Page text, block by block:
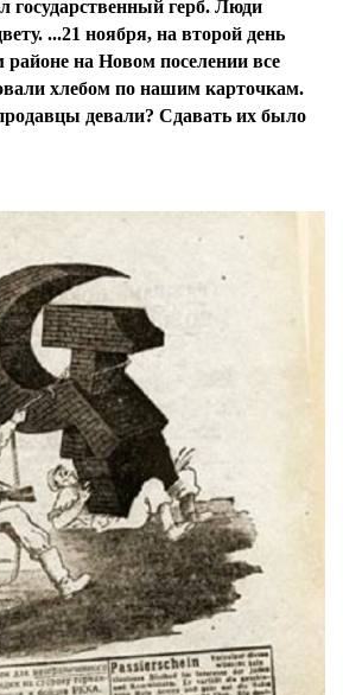
государственный герб. Люди
...21 ноября, на второй день
на Новом поселении все
хлебом по нашим карточкам.
девали? Сдавать их было